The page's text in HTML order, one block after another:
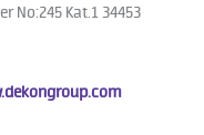
No:245 Kat.1 34453